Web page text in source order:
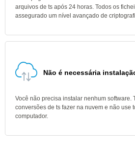
arquivos de ts após 24 horas. Todos os
assegurado um nível avançado de
Não é necessária
Você não precisa instalar nenhum software.
conversões de ts fazer na nuvem e não use
computador.